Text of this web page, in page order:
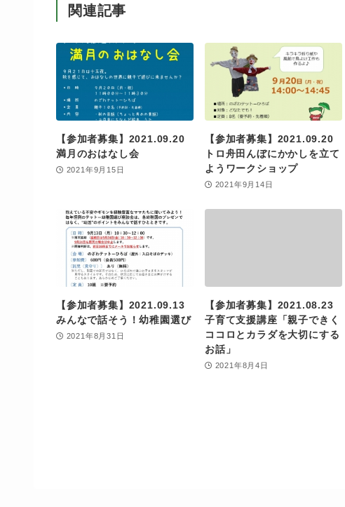
関連記事
【参加者募集】2021.09.20
満月のおはなし会
2021年9月15日
【参加者募集】2021.09.20
トロ舟田んぼにかかしを立て
ようワークショップ
2021年9月14日
【参加者募集】2021.09.13
みんなで話そう！幼稚園選び
2021年8月31日
【参加者募集】2021.08.23
子育て支援講座「親子できく
ココロとカラダを大切にする
お話」
2021年8月4日